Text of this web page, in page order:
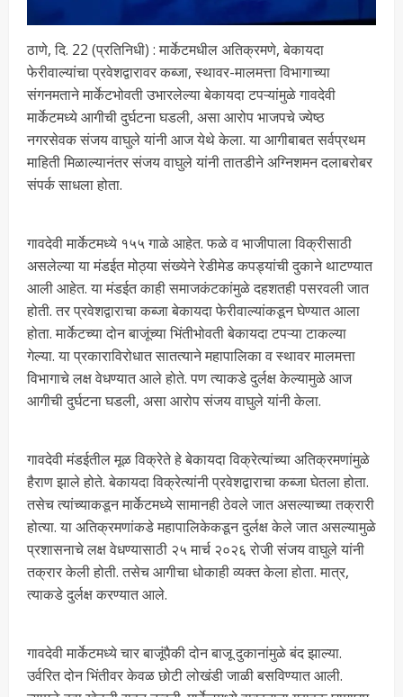
ठाणे, दि. 22 (प्रतिनिधी) : मार्केटमधील अतिक्रमणे, बेकायदा
फेरीवाल्यांचा प्रवेशद्वारावर कब्जा, स्थावर-मालमत्ता विभागाच्या
संगनमताने मार्केटभोवती उभारलेल्या बेकायदा टपऱ्यांमुळे गावदेवी
मार्केटमध्ये आगीची दुर्घटना घडली, असा आरोप भाजपचे ज्येष्ठ
नगरसेवक संजय वाघुले यांनी आज येथे केला. या आगीबाबत सर्वप्रथम
माहिती मिळाल्यानंतर संजय वाघुले यांनी तातडीने अग्निशमन दलाबरोबर
संपर्क साधला होता.
गावदेवी मार्केटमध्ये १५५ गाळे आहेत. फळे व भाजीपाला विक्रीसाठी
असलेल्या या मंडईत मोठ्या संख्येने रेडीमेड कपड्यांची दुकाने थाटण्यात
आली आहेत. या मंडईत काही समाजकंटकांमुळे दहशतही पसरवली जात
होती. तर प्रवेशद्वाराचा कब्जा बेकायदा फेरीवाल्यांकडून घेण्यात आला
होता. मार्केटच्या दोन बाजूंच्या भिंतीभोवती बेकायदा टपऱ्या टाकल्या
गेल्या. या प्रकाराविरोधात सातत्याने महापालिका व स्थावर मालमत्ता
विभागाचे लक्ष वेधण्यात आले होते. पण त्याकडे दुर्लक्ष केल्यामुळे आज
आगीची दुर्घटना घडली, असा आरोप संजय वाघुले यांनी केला.
गावदेवी मंडईतील मूळ विक्रेते हे बेकायदा विक्रेत्यांच्या अतिक्रमणांमुळे
हैराण झाले होते. बेकायदा विक्रेत्यांनी प्रवेशद्वाराचा कब्जा घेतला होता.
तसेच त्यांच्याकडून मार्केटमध्ये सामानही ठेवले जात असल्याच्या तक्रारी
होत्या. या अतिक्रमणांकडे महापालिकेकडून दुर्लक्ष केले जात असल्यामुळे
प्रशासनाचे लक्ष वेधण्यासाठी २५ मार्च २०२६ रोजी संजय वाघुले यांनी
तक्रार केली होती. तसेच आगीचा धोकाही व्यक्त केला होता. मात्र,
त्याकडे दुर्लक्ष करण्यात आले.
गावदेवी मार्केटमध्ये चार बाजूंपैकी दोन बाजू दुकानांमुळे बंद झाल्या.
उर्वरित दोन भिंतीवर केवळ छोटी लोखंडी जाळी बसविण्यात आली.